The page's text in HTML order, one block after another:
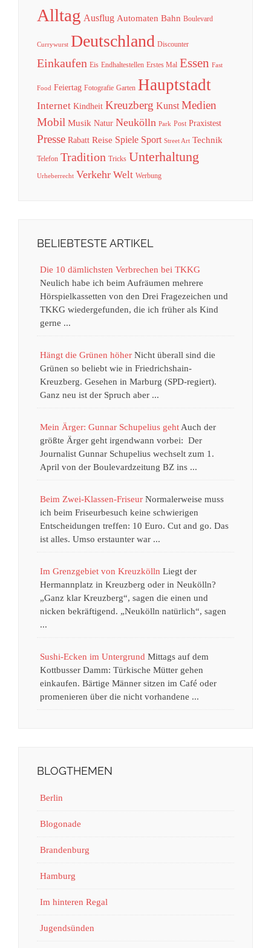
Alltag Ausflug Automaten Bahn Boulevard
Currywurst Deutschland Discounter
Einkaufen Eis Endhaltestellen Erstes Mal Essen Fast
Food Feiertag Fotografie Garten Hauptstadt
Internet Kindheit Kreuzberg Kunst Medien
Mobil Musik Natur Neukölln Park Post Praxistest
Presse Rabatt Reise Spiele Sport Street Art Technik
Telefon Tradition Tricks Unterhaltung
Urheberrecht Verkehr Welt Werbung
BELIEBTESTE ARTIKEL
Die 10 dämlichsten Verbrechen bei TKKG
Neulich habe ich beim Aufräumen mehrere
Hörspielkassetten von den Drei Fragezeichen und
TKKG wiedergefunden, die ich früher als Kind
gerne ...
Hängt die Grünen höher Nicht überall sind die
Grünen so beliebt wie in Friedrichshain-
Kreuzberg. Gesehen in Marburg (SPD-regiert).
Ganz neu ist der Spruch aber ...
Mein Ärger: Gunnar Schupelius geht Auch der
größte Ärger geht irgendwann vorbei: Der
Journalist Gunnar Schupelius wechselt zum 1.
April von der Boulevardzeitung BZ ins ...
Beim Zwei-Klassen-Friseur Normalerweise muss
ich beim Friseurbesuch keine schwierigen
Entscheidungen treffen: 10 Euro. Cut and go. Das
ist alles. Umso erstaunter war ...
Im Grenzgebiet von Kreuzkölln Liegt der
Hermannplatz in Kreuzberg oder in Neukölln?
„Ganz klar Kreuzberg“, sagen die einen und
nicken bekräftigend. „Neukölln natürlich“, sagen
...
Sushi-Ecken im Untergrund Mittags auf dem
Kottbusser Damm: Türkische Mütter gehen
einkaufen. Bärtige Männer sitzen im Café oder
promenieren über die nicht vorhandene ...
BLOGTHEMEN
Berlin
Blogonade
Brandenburg
Hamburg
Im hinteren Regal
Jugendsünden